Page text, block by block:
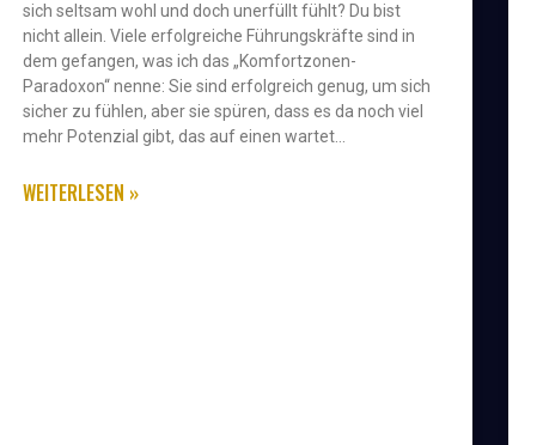
sich seltsam wohl und doch unerfüllt fühlt? Du bist
nicht allein. Viele erfolgreiche Führungskräfte sind in
dem gefangen, was ich das „Komfortzonen-
Paradoxon“ nenne: Sie sind erfolgreich genug, um sich
sicher zu fühlen, aber sie spüren, dass es da noch viel
mehr Potenzial gibt, das auf einen wartet…
WEITERLESEN »